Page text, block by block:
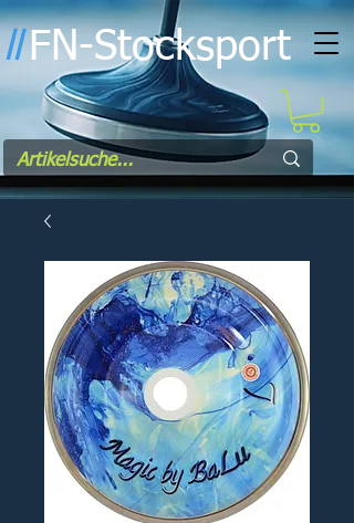
ll FN-Stocksport